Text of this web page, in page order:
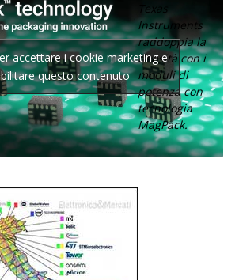
Texas
Instruments
raddoppia la
densità con i
moduli di
potenza con
tecnologia
MagPack.
accettare i cookie marketing e
questo contenuto